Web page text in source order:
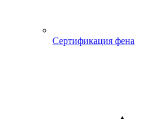
Сертификация фена